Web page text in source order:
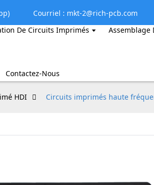
Courriel : mkt-2@rich-pcb.com
De Circuits Imprimés Assemblage
Contactez-Nous
HDI Circuits imprimés haute